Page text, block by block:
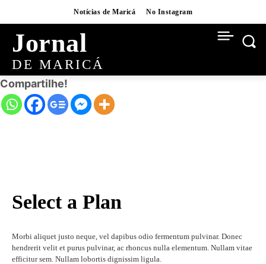
Notícias de Maricá No Instagram
Jornal
DE MARICÁ
Compartilhe!
Select a Plan
Morbi aliquet justo neque, vel dapibus odio fermentum pulvinar. Donec
hendrerit velit et purus pulvinar, ac rhoncus nulla elementum. Nullam vitae
efficitur sem. Nullam lobortis dignissim ligula.